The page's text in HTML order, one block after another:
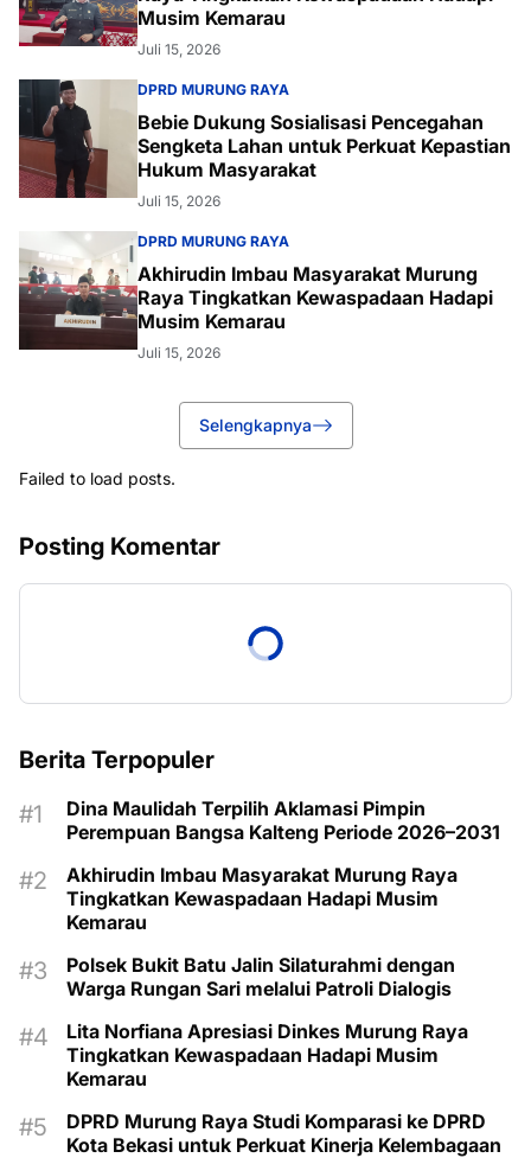
Musim Kemarau
Juli 15, 2026
DPRD MURUNG RAYA
Bebie Dukung Sosialisasi Pencegahan
Sengketa Lahan untuk Perkuat Kepastian
Hukum Masyarakat
Juli 15, 2026
DPRD MURUNG RAYA
Akhirudin Imbau Masyarakat Murung
Raya Tingkatkan Kewaspadaan Hadapi
Musim Kemarau
Juli 15, 2026
Selengkapnya
Failed to load posts.
Posting Komentar
Berita Terpopuler
Dina Maulidah Terpilih Aklamasi Pimpin
Perempuan Bangsa Kalteng Periode 2026–2031
Akhirudin Imbau Masyarakat Murung Raya
Tingkatkan Kewaspadaan Hadapi Musim
Kemarau
Polsek Bukit Batu Jalin Silaturahmi dengan
Warga Rungan Sari melalui Patroli Dialogis
Lita Norfiana Apresiasi Dinkes Murung Raya
Tingkatkan Kewaspadaan Hadapi Musim
Kemarau
DPRD Murung Raya Studi Komparasi ke DPRD
Kota Bekasi untuk Perkuat Kinerja Kelembagaan